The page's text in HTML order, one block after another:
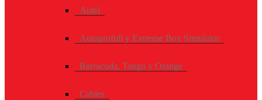
Autel
Autoprofull y Extreme Box Simulator
Barracuda, Tango y Orange
Cables